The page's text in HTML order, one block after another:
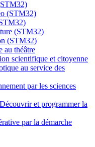
(STM32)
(STM32)
(STM32)
au théâtre
scientifique et citoyenne
au service des
par les sciences
et programmer la
par la démarche